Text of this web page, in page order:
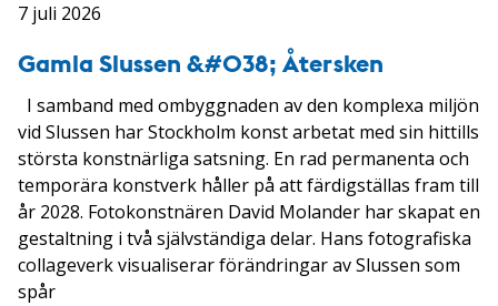
7 juli 2026
Gamla Slussen &#038; Återsken
I samband med ombyggnaden av den komplexa miljön
vid Slussen har Stockholm konst arbetat med sin hittills
största konstnärliga satsning. En rad permanenta och
temporära konstverk håller på att färdigställas fram till
år 2028. Fotokonstnären David Molander har skapat en
gestaltning i två självständiga delar. Hans fotografiska
collageverk visualiserar förändringar av Slussen som
spår